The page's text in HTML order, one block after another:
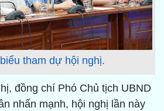
tham dự hội nghị.
đồng chí Phó Chủ tịch UBND
nhấn mạnh, hội nghị lần này